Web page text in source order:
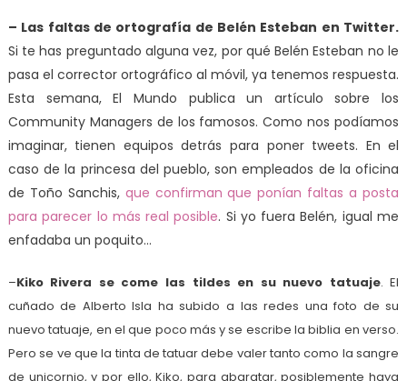
– Las faltas de ortografía de Belén Esteban en Twitter.
Si te has preguntado alguna vez, por qué Belén Esteban no le
pasa el corrector ortográfico al móvil, ya tenemos respuesta.
Esta semana, El Mundo publica un artículo sobre los
Community Managers de los famosos. Como nos podíamos
imaginar, tienen equipos detrás para poner tweets. En el
caso de la princesa del pueblo, son empleados de la oficina
de Toño Sanchis, que confirman que ponían faltas a posta
para parecer lo más real posible. Si yo fuera Belén, igual me
enfadaba un poquito…
–Kiko Rivera se come las tildes en su nuevo tatuaje. El
cuñado de Alberto Isla ha subido a las redes una foto de su
nuevo tatuaje, en el que poco más y se escribe la biblia en verso.
Pero se ve que la tinta de tatuar debe valer tanto como la sangre
de unicornio, y por ello, Kiko, para abaratar, posiblemente haya